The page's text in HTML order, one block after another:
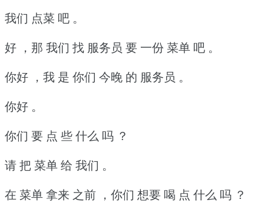
我们 点菜 吧 。
好 ，那 我们 找 服务员 要 一份 菜单 吧 。
你好 ，我 是 你们 今晚 的 服务员 。
你好 。
你们 要 点 些 什么 吗 ？
请 把 菜单 给 我们 。
在 菜单 拿来 之前 ，你们 想要 喝 点 什么 吗 ？